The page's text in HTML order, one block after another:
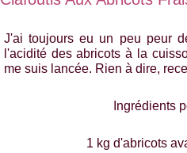
J'ai toujours eu un peu peur
l'acidité des abricots à la
me suis lancée. Rien à dire,
Ingrédients
1 kg d'abricots